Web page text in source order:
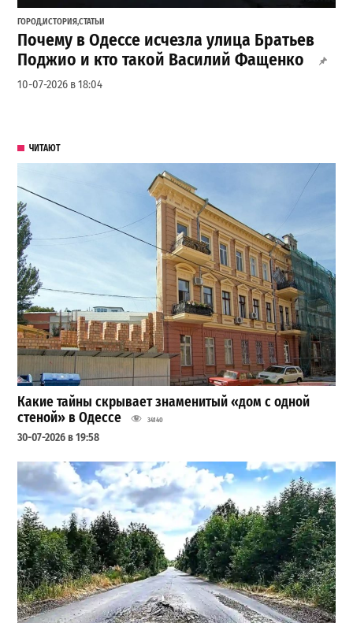
ГОРОД,ИСТОРИЯ,СТАТЬИ
Почему в Одессе исчезла улица Братьев
Поджио и кто такой Василий Фащенко
10-07-2026 в 18:04
ЧИТАЮТ
Какие тайны скрывает знаменитый «дом с одной
стеной» в Одессе
34140
30-07-2026 в 19:58